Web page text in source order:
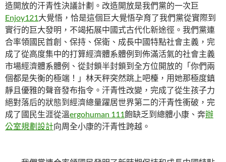
造開放的汗青性決議計劃。改造開放是我們黨的一次巨
Enjoy121大覺悟，恰是這個巨大覺悟孕育了我們黨從實際到
實行的巨大發明，不竭拓展中國式古代化新途徑。我們黨連
合率領國民首創、保持、保衛、成長中國特點社會主義，完
成了從高度集中的打算經濟體系體例到佈滿活氣的社會主義
市場經濟體系體例、從封鎖半封鎖到全方位開放的「你們兩
個都是失衡的極端！」林天秤突然跳上吧檯，用她那極度鎮
靜且優雅的聲音發布指令。汗青性改變，完成了從生孩子力
絕對落后的狀態到經濟總量躍居世界第二的汗青性衝破，完
成了國民生涯從溫ergohuman 111飽缺乏到總體小康、奔辦
公室規劃設計向周全小康的汗青性跨越。